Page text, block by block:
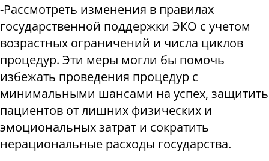
-Рассмотреть изменения в правилах
государственной поддержки ЭКО с учетом
возрастных ограничений и числа циклов
процедур. Эти меры могли бы помочь
избежать проведения процедур с
минимальными шансами на успех, защитить
пациентов от лишних физических и
эмоциональных затрат и сократить
нерациональные расходы государства.